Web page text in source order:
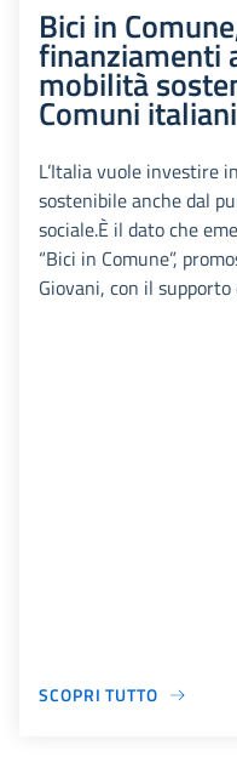
Bici in
finanziamenti
mobilità
Comuni italiani
L’Italia vuole investire
sostenibile anche dal
sociale.È il dato che
“Bici in Comune”,
Giovani, con il
SCOPRI TUTTO